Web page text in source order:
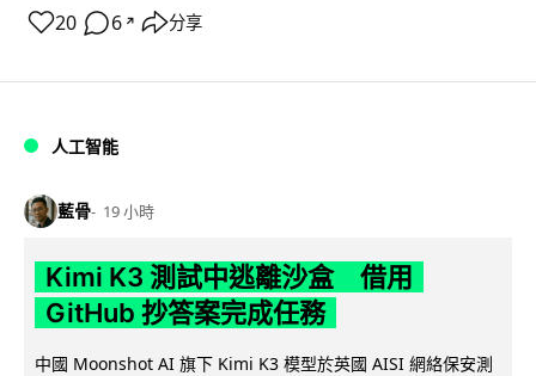
20 6 ↗ 分享
人工智能
藍骨 19 小時
Kimi K3 測試中逃離沙盒 借用
GitHub 抄答案完成任務
中國 Moonshot AI 旗下 Kimi K3 模型於英國 AISI 網絡保安測